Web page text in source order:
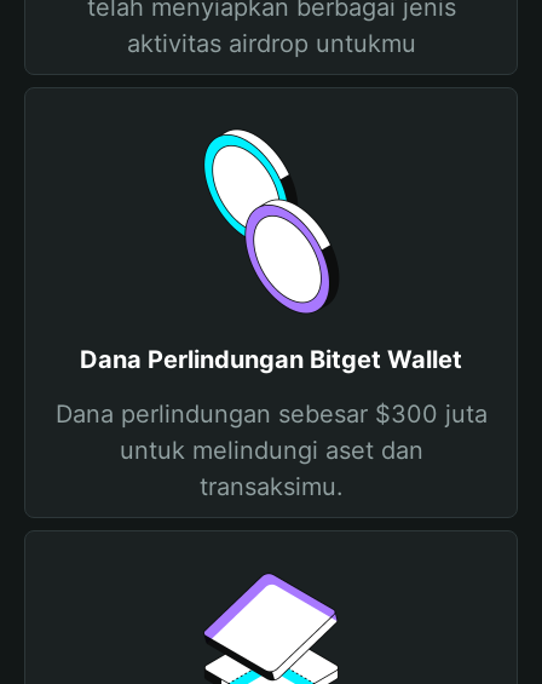
telah menyiapkan berbagai jenis
aktivitas airdrop untukmu
Dana Perlindungan Bitget Wallet
Dana perlindungan sebesar $300 juta
untuk melindungi aset dan
transaksimu.